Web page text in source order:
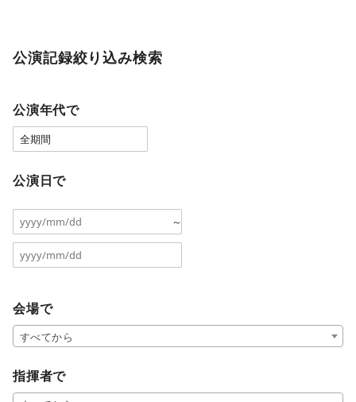
公演記録絞り込み検索
公演年代で
公演日で
～
会場で
すべてから
指揮者で